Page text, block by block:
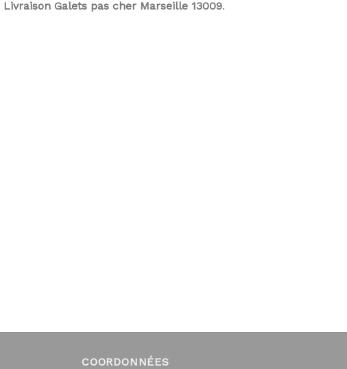
Livraison Galets pas cher Marseille 13009.
COORDONNÉES